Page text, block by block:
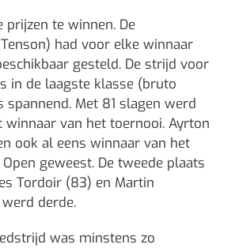
prijzen te winnen. De
had voor elke winnaar
gesteld. De strijd voor
in de laagste klasse (bruto
Met 81 slagen werd
winnaar van het toernooi. Ayrton
ook al eens winnaar van het
geweest. De tweede plaats
Tordoir (83) en Martin
derde.
was minstens zo